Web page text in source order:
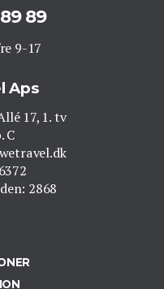
89
9-17
Aps
17, 1. tv
C
2868